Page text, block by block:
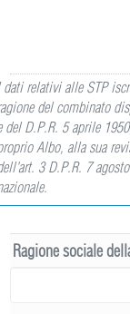
dati relativi alle STP
del combinato
del D.P.R. 5 aprile
Albo, alla sua
3 D.P.R. 7
Ragione sociale